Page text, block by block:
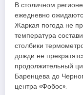
В столичном
ежедневно
Жаркая погода не
температура
столбики
дожди не
продолжительный
Баренцева до
центра «Фобос».